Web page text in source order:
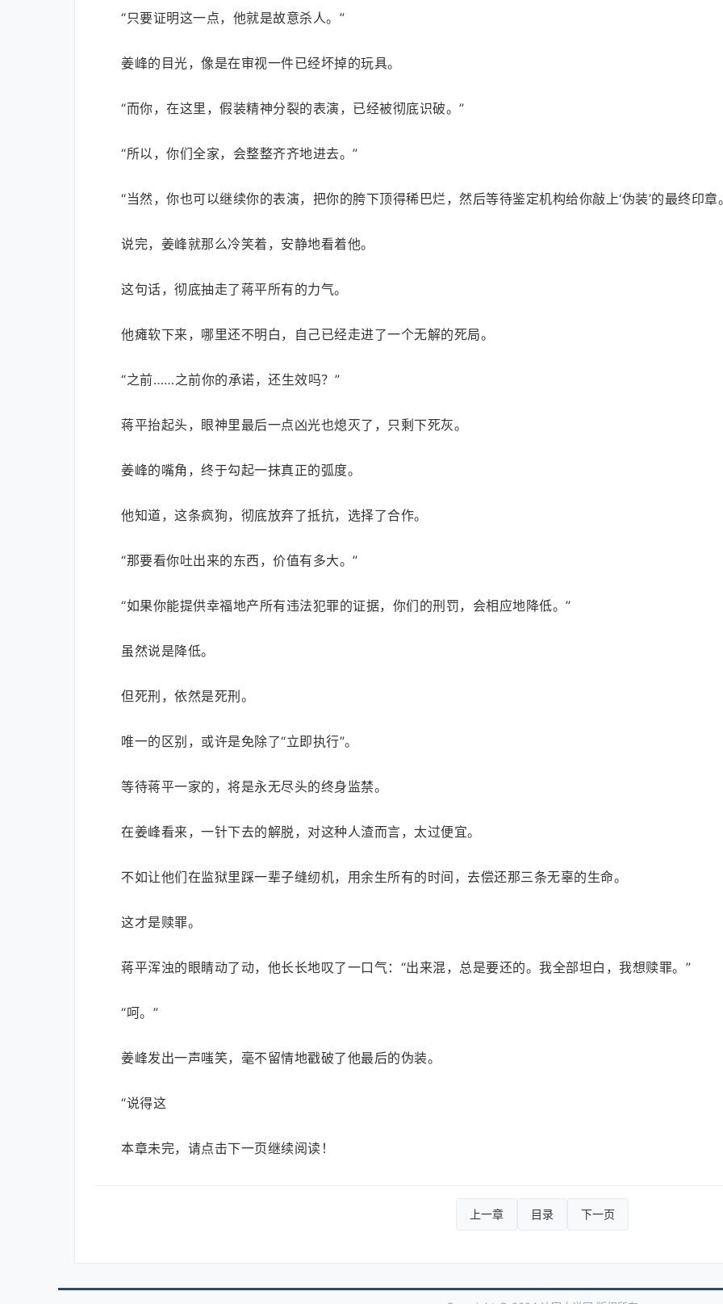
“只要证明这一点，他就是故意杀人。”
姜峰的目光，像是在审视一件已经坏掉的玩具。
“而你，在这里，假装精神分裂的表演，已经被彻底识破。”
“所以，你们全家，会整整齐齐地进去。”
“当然，你也可以继续你的表演，把你的胯下顶得稀巴烂，然后等待鉴定机构给你敲上‘伪装’的最终印章
说完，姜峰就那么冷笑着，安静地看着他。
这句话，彻底抽走了蒋平所有的力气。
他瘫软下来，哪里还不明白，自己已经走进了一个无解的死局。
“之前……之前你的承诺，还生效吗？”
蒋平抬起头，眼神里最后一点凶光也熄灭了，只剩下死灰。
姜峰的嘴角，终于勾起一抹真正的弧度。
他知道，这条疯狗，彻底放弃了抵抗，选择了合作。
“那要看你吐出来的东西，价值有多大。”
“如果你能提供幸福地产所有违法犯罪的证据，你们的刑罚，会相应地降低。”
虽然说是降低。
但死刑，依然是死刑。
唯一的区别，或许是免除了“立即执行”。
等待蒋平一家的，将是永无尽头的终身监禁。
在姜峰看来，一针下去的解脱，对这种人渣而言，太过便宜。
不如让他们在监狱里踩一辈子缝纫机，用余生所有的时间，去偿还那三条无辜的生命。
这才是赎罪。
蒋平浑浊的眼睛动了动，他长长地叹了一口气：“出来混，总是要还的。我全部坦白，我想赎罪。”
“呵。”
姜峰发出一声嗤笑，毫不留情地戳破了他最后的伪装。
“说得这
本章未完，请点击下一页继续阅读！
上一章 目录 下一页